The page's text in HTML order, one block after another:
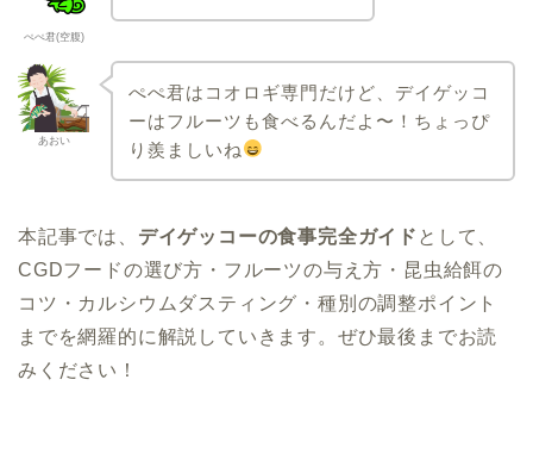
ぺぺ君(空腹)
あおい
ぺぺ君はコオロギ専門だけど、デイゲッコ
ーはフルーツも食べるんだよ〜！ちょっぴ
り羨ましいね
本記事では、 デイゲッコーの食事完全ガイド として、
CGDフードの選び方・フルーツの与え方・昆虫給餌の
コツ・カルシウムダスティング・種別の調整ポイント
までを網羅的に解説していきます。ぜひ最後までお読
みください！